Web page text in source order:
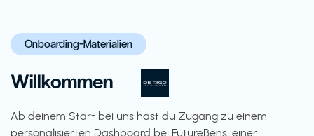
Onboarding-Materialien
Willkommen
Ab deinem Start bei uns hast du Zugang zu einem
personalisierten Dashboard bei FutureBens, einer